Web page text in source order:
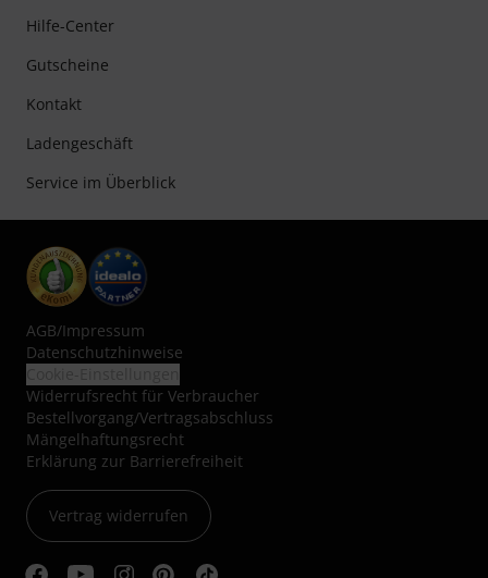
Hilfe-Center
Gutscheine
Kontakt
Ladengeschäft
Service im Überblick
AGB/Impressum
Datenschutzhinweise
Widerrufsrecht für Verbraucher
Bestellvorgang/Vertragsabschluss
Mängelhaftungsrecht
Erklärung zur Barrierefreiheit
Vertrag widerrufen